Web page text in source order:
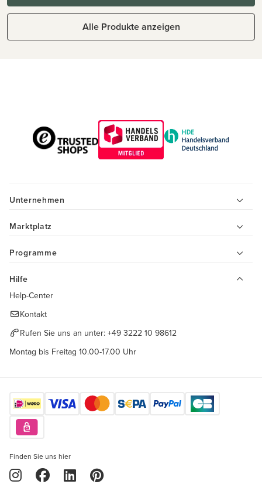
Alle Produkte anzeigen
Unternehmen
Marktplatz
Programme
Hilfe
Help-Center
Kontakt
Rufen Sie uns an unter: +49 3222 10 98612
Montag bis Freitag 10.00-17.00 Uhr
Finden Sie uns hier